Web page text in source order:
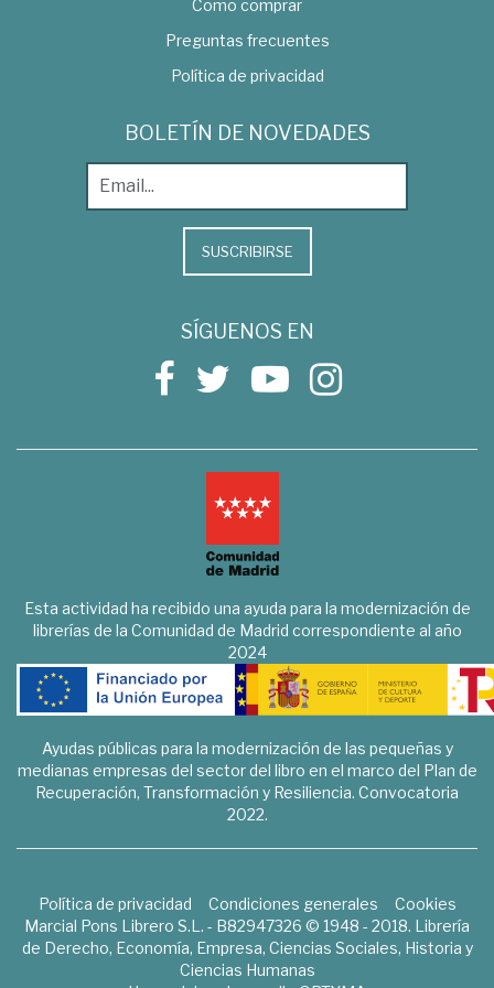
Como comprar
Preguntas frecuentes
Política de privacidad
BOLETÍN DE NOVEDADES
SUSCRIBIRSE
SÍGUENOS EN
Esta actividad ha recibido una ayuda para la modernización de
librerías de la Comunidad de Madrid correspondiente al año
2024
Ayudas públicas para la modernización de las pequeñas y
medianas empresas del sector del libro en el marco del Plan de
Recuperación, Transformación y Resiliencia. Convocatoria
2022.
Política de privacidad Condiciones generales
Cookies
Marcial Pons Librero S.L. - B82947326 © 1948 - 2018. Librería
de Derecho, Economía, Empresa, Ciencias Sociales, Historia y
Ciencias Humanas